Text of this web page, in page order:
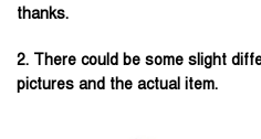
thanks.
2. There could be some slight
pictures and the actual item.